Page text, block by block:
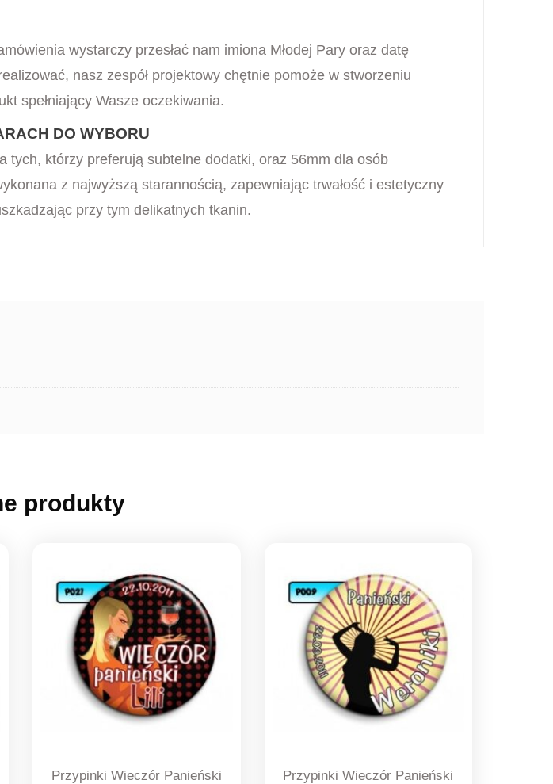
wystarczy przesłać nam imiona Młodej Pary oraz datę
nasz zespół projektowy chętnie pomoże w stworzeniu
spełniający Wasze oczekiwania.
DO WYBORU
którzy preferują subtelne dodatki, oraz 56mm dla osób
z najwyższą starannością, zapewniając trwałość i estetyczny
przy tym delikatnych tkanin.
produkty
Przypinki Wieczór Panieński Przypinki Wieczór Panieński